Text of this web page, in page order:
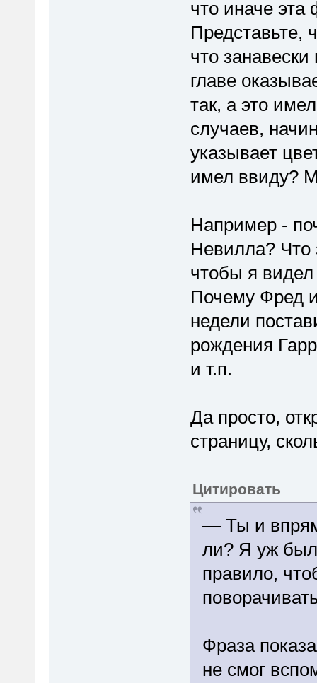
что иначе эта
Представьте,
что
главе
так, а это
случаев,
указывает
имел ввиду?
Например -
Невилла?
чтобы я
Почему Фред
недели
рождения
и т.п.
Да просто,
страницу,
Цитировать
— Ты и
ли? Я уж
правило,
Фраза
не смог